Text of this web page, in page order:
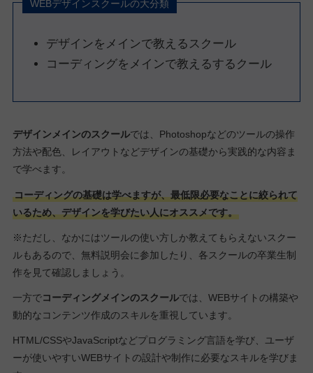
WEBデザインスクールの大分類
デザインをメインで教えるスクール
コーディングをメインで教えるするクール
デザインメインのスクールでは、Photoshopなどのツールの操作
方法や配色、レイアウトなどデザインの基礎から実践的な内容ま
で学べます。
コーディングの基礎は学べますが、最低限必要なことに絞られて
いるため、デザインを学びたい人にオススメです。
※ただし、なかにはツールの使い方しか教えてもらえないスクー
ルもあるので、無料説明会に参加したり、各スクールの卒業生制
作を見て確認しましょう。
一方でコーディングメインのスクールでは、WEBサイトの構築や
動的なコンテンツ作成のスキルを重視しています。
HTML/CSSやJavaScriptなどプログラミング言語を学び、ユーザ
ーが使いやすいWEBサイトの設計や制作に必要なスキルを学びま